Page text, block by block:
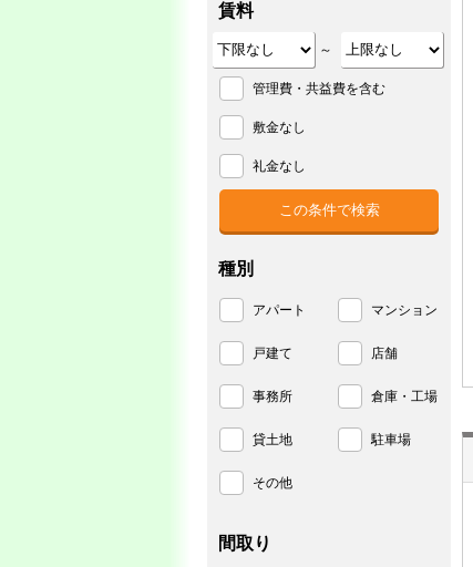
賃料
～
管理費・共益費を含む
敷金なし
礼金なし
種別
アパート マンション
戸建て 店舗
事務所 倉庫・工場
貸土地 駐車場
その他
間取り